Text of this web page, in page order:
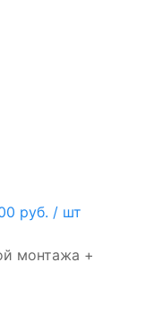
руб. / шт
монтажа +